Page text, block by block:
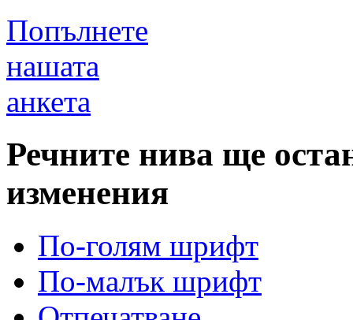
Попълнете
нашата
анкета
Речните нива ще
изменения
По-голям шрифт
По-малък шрифт